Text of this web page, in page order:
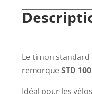
Le timon
remorqueSTD 100
Idéal pour les